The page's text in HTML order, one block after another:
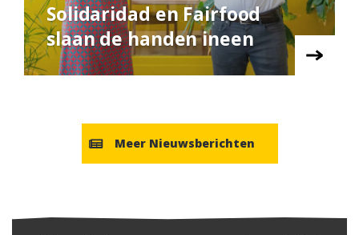
Solidaridad en Fairfood
slaan de handen ineen
Meer Nieuwsberichten